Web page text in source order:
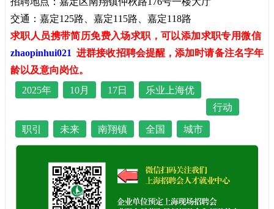
交通：嘉定125路、嘉定115路、嘉定118路
求职人员携带简历免费入场求职，可以添加求职专用微信
zhaopinhui021 进群接收招聘会提醒，添加时请备注名字年
龄以及意向岗位。
2025年
10月 17日
乐业上海优
行动
职引 未来 南翔镇 全国 城市